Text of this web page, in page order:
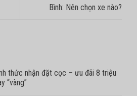
Bình: Nên chọn xe nào?
thức nhận đặt cọc – ưu đãi 8 triệu
“vàng”